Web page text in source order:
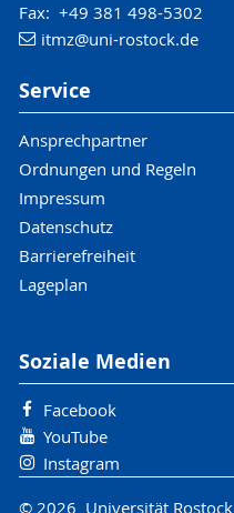
Fax: +49 381 498-5302
itmz@uni-rostock.de
Service
Ansprechpartner
Ordnungen und Regeln
Impressum
Datenschutz
Barrierefreiheit
Lageplan
Soziale Medien
Facebook
YouTube
Instagram
© 2026 Universität Rostock